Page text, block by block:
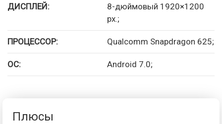
ДИСПЛЕЙ:
8-дюймовый 1920×1200
px.;
ПРОЦЕССОР: Qualcomm Snapdragon 625;
ОС: Android 7.0;
Плюсы